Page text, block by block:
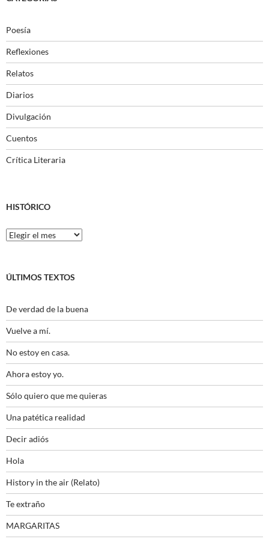
Poesía
Reflexiones
Relatos
Diarios
Divulgación
Cuentos
Crítica Literaria
HISTÓRICO
Histórico
ÚLTIMOS TEXTOS
De verdad de la buena
Vuelve a mí.
No estoy en casa.
Ahora estoy yo.
Sólo quiero que me quieras
Una patética realidad
Decir adiós
Hola
History in the air (Relato)
Te extraño
MARGARITAS